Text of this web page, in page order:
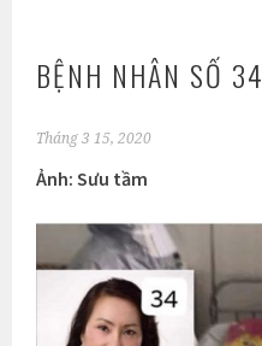
BỆNH NHÂN SỐ 34
Tháng 3 15, 2020
Ảnh: Sưu tầm